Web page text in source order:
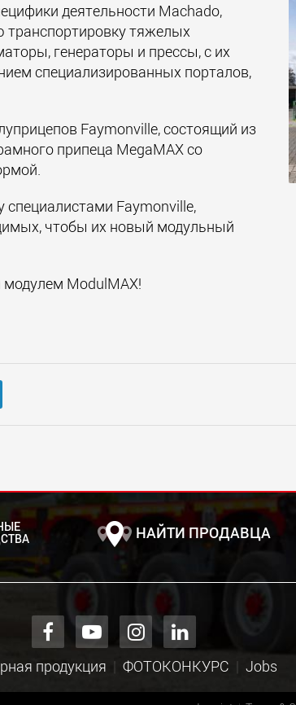
деятельности Machado,
транспортировку тяжелых
генераторы и прессы, с их
специализированных порталов,
Faymonville, состоящий из
припеца MegaMAX со
специалистами Faymonville,
чтобы их новый модульный
ModulMAX!
НАЙТИ ПРОДАВЦА
продукция ФОТОКОНКУРС Jobs